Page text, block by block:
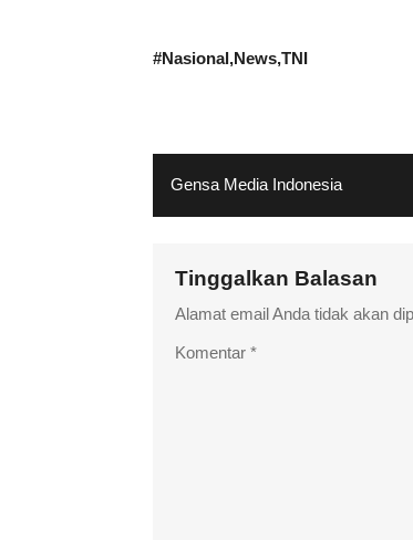
#Nasional News TNI
Gensa Media Indonesia
Tinggalkan Balasan
Alamat email Anda tidak akan
Komentar *